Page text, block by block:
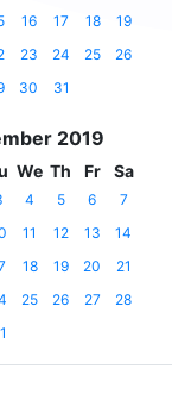
16 17 18
19
23 24 25
26
30 31
2019
We Th Fr Sa
4 5 6
7
11 12 13
14
18 19 20
21
25 26 27
28